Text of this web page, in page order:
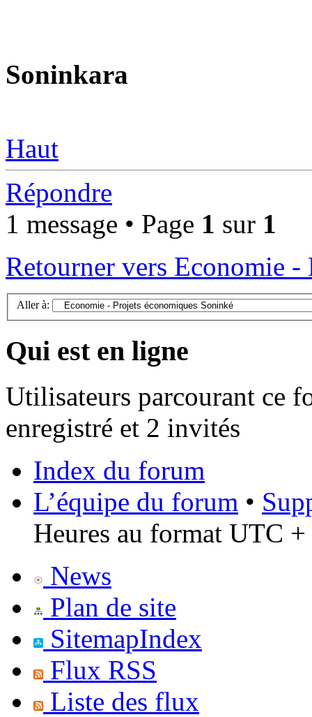
Soninkara
Haut
Répondre
1 message • Page 1 sur 1
Retourner vers Economie
Aller à:
Qui est en ligne
Utilisateurs parcourant ce
enregistré et 2 invités
Index du forum
L’équipe du forum •
Heures au format UTC +
News
Plan de site
SitemapIndex
Flux RSS
Liste des flux